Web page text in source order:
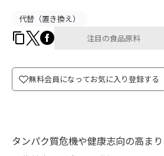
代替（置き換え）
注目の食品原料
無料会員になってお気に入り登録する
タンパク質危機や健康志向の高ま